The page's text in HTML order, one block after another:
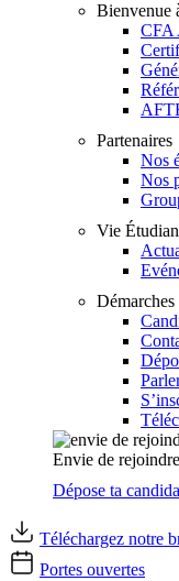
Bienvenue
CFA
Partenaires
Nos
Nos
Vie
Envie de
Dépose ta
Téléchargez notre
Portes ouvertes